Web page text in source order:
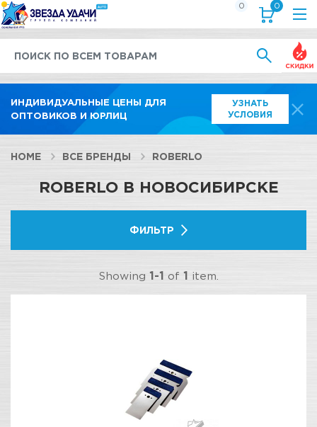
ИНДИВИДУАЛЬНЫЕ ЦЕНЫ ДЛЯ
ОПТОВИКОВ И ЮРЛИЦ
УЗНАТЬ
УСЛОВИЯ
0 0
HOME ВСЕ БРЕНДЫ ROBERLO
ROBERLO В НОВОСИБИРСКЕ
ФИЛЬТР
Showing 1-1 of 1 item.